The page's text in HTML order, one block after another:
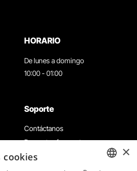
HORARIO
De lunes a domingo
10:00 - 01:00
Soporte
Contáctanos
Preguntas frecuentes
Términos y condiciones
Política de privacidad y cookies
×
cookies